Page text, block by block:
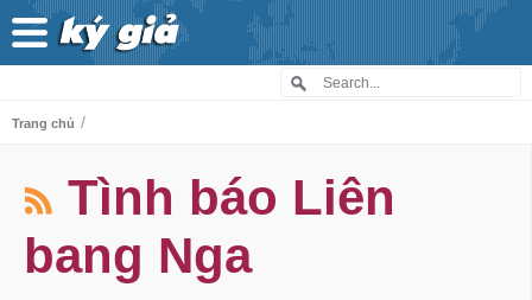
Trang chủ /
Tình báo Liên
bang Nga